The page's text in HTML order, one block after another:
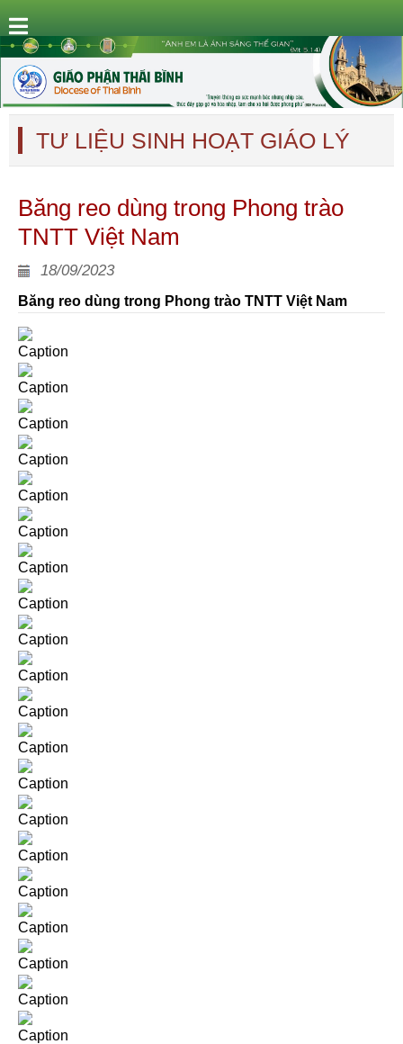
TƯ LIỆU SINH HOẠT GIÁO LÝ
Băng reo dùng trong Phong trào
TNTT Việt Nam
18/09/2023
Băng reo dùng trong Phong trào TNTT Việt Nam
Caption
Caption
Caption
Caption
Caption
Caption
Caption
Caption
Caption
Caption
Caption
Caption
Caption
Caption
Caption
Caption
Caption
Caption
Caption
Caption